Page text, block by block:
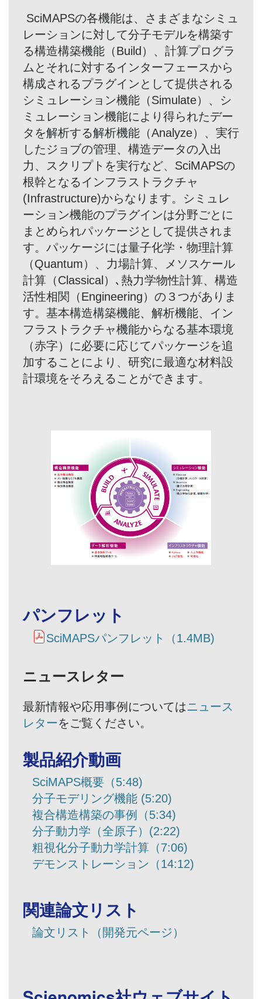
SciMAPSの各機能は、さまざまなシミュ
レーションに対して分子モデルを構築す
る構造構築機能（Build）、計算プログラ
ムとそれに対するインターフェースから
構成されるプラグインとして提供される
シミュレーション機能（Simulate）、シ
ミュレーション機能により得られたデー
タを解析する解析機能（Analyze）、実行
したジョブの管理、構造データの入出
力、スクリプトを実行など、SciMAPSの
根幹となるインフラストラクチャ
(Infrastructure)からなります。シミュレ
ーション機能のプラグインは分野ごとに
まとめられパッケージとして提供されま
す。パッケージには量子化学・物理計算
（Quantum）、力場計算、メソスケール
計算（Classical）､熱力学物性計算、構造
活性相関（Engineering）の３つがありま
す。基本構造構築機能、解析機能、イン
フラストラクチャ機能からなる基本環境
（赤字）に必要に応じてパッケージを追
加することにより、研究に最適な材料設
計環境をそろえることができます。
パンフレット
SciMAPSパンフレット（1.4MB)
ニュースレター
​最新情報や応用事例についてはニュース
レターをご覧ください。
​製品紹介動画
SciMAPS概要（5:48)
分子モデリング機能 (5:20)
複合構造構築の事例（5:34)
分子動力学（全原子）(2:22)
粗視化分子動力学計算（7:06)
デモンストレーション（14:12)
関連論文リスト
論文リスト（開発元ページ）